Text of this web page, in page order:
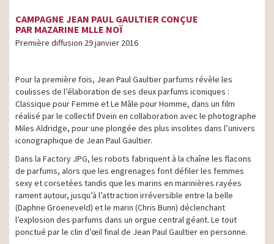
CAMPAGNE JEAN PAUL GAULTIER CONÇUE
PAR MAZARINE MLLE NOÏ
Première diffusion 29 janvier 2016
Pour la première fois, Jean Paul Gaultier parfums révèle les
coulisses de l’élaboration de ses deux parfums iconiques :
Classique pour Femme et Le Mâle pour Homme, dans un film
réalisé par le collectif Dvein en collaboration avec le photographe
Miles Aldridge, pour une plongée des plus insolites dans l’univers
iconographique de Jean Paul Gaultier.
Dans la Factory JPG, les robots fabriquent à la chaîne les flacons
de parfums, alors que les engrenages font défiler les femmes
sexy et corsetées tandis que les marins en marinières rayées
rament autour, jusqu’à l’attraction irréversible entre la belle
(Daphne Groeneveld) et le marin (Chris Bunn) déclenchant
l’explosion des parfums dans un orgue central géant. Le tout
ponctué par le clin d’œil final de Jean Paul Gaultier en personne.